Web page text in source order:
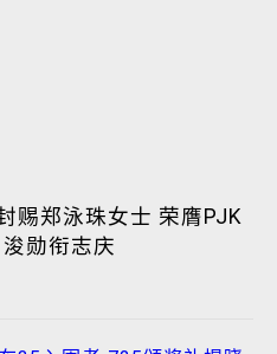
赐郑泳珠女士 荣膺PJK
勋衔志庆